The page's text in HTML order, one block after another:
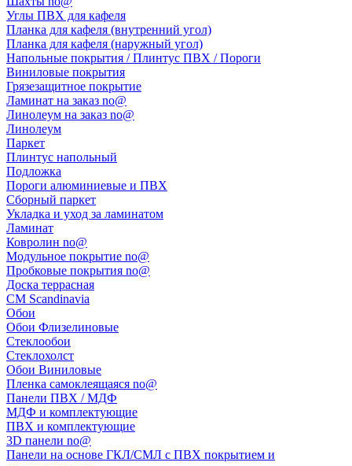
Углы ПВХ для кафеля
Планка для кафеля (внутренний угол)
Планка для кафеля (наружный угол)
Напольные покрытия / Плинтус ПВХ / Пороги
Виниловые покрытия
Грязезащитное покрытие
Ламинат на заказ no@
Линолеум на заказ no@
Линолеум
Паркет
Плинтус напольный
Подложка
Пороги алюминиевые и ПВХ
Сборный паркет
Укладка и уход за ламинатом
Ламинат
Ковролин no@
Модульное покрытие no@
Пробковые покрытия no@
Доска террасная
CM Scandinavia
Обои
Обои Флизелиновые
Стеклообои
Стеклохолст
Обои Виниловые
Пленка самоклеящаяся no@
Панели ПВХ / МДФ
МДФ и комплектующие
ПВХ и комплектующие
3D панели no@
Панели на основе ГКЛ/СМЛ с ПВХ покрытием и